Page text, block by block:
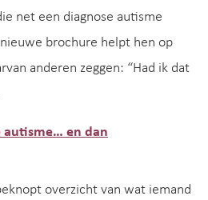
net een diagnose autisme
brochure helpt hen op
anderen zeggen: “Had ik dat
autisme… en dan
overzicht van wat iemand